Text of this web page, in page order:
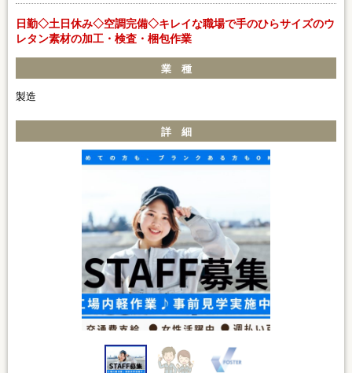
日勤◇土日休み◇空調完備◇キレイな職場で手のひらサイズのウ
レタン素材の加工・検査・梱包作業
業 種
製造
詳 細